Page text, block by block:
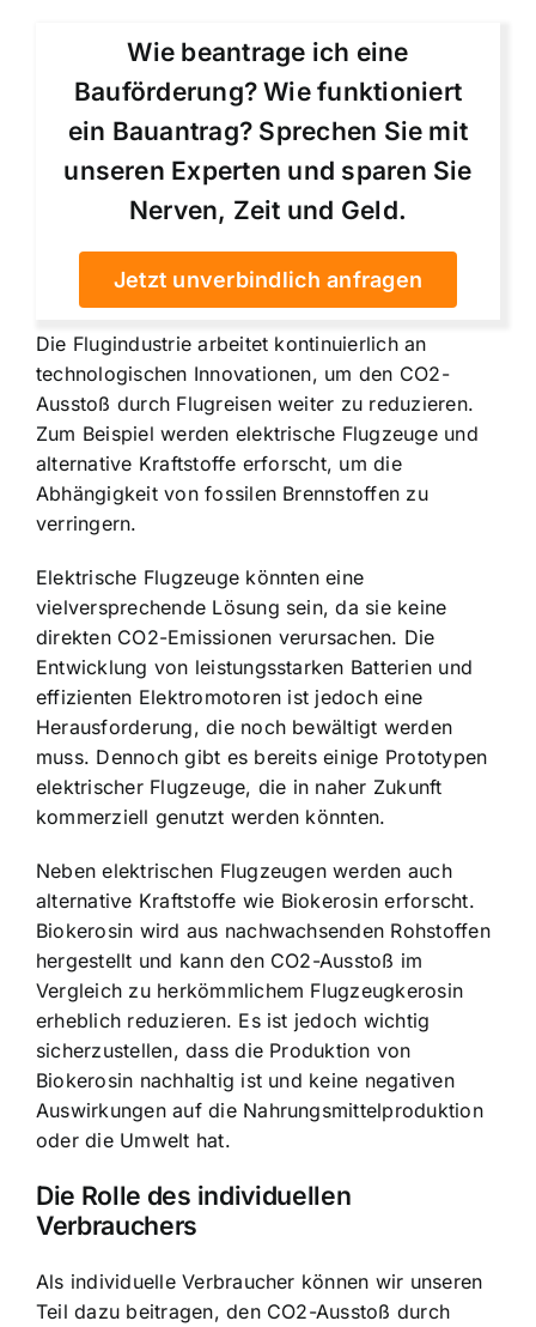
Wie beantrage ich eine
Bauförderung? Wie funktioniert
ein Bauantrag? Sprechen Sie mit
unseren Experten und sparen Sie
Nerven, Zeit und Geld.
Jetzt unverbindlich anfragen
Die Flugindustrie arbeitet kontinuierlich an
technologischen Innovationen, um den CO2-
Ausstoß durch Flugreisen weiter zu reduzieren.
Zum Beispiel werden elektrische Flugzeuge und
alternative Kraftstoffe erforscht, um die
Abhängigkeit von fossilen Brennstoffen zu
verringern.
Elektrische Flugzeuge könnten eine
vielversprechende Lösung sein, da sie keine
direkten CO2-Emissionen verursachen. Die
Entwicklung von leistungsstarken Batterien und
effizienten Elektromotoren ist jedoch eine
Herausforderung, die noch bewältigt werden
muss. Dennoch gibt es bereits einige Prototypen
elektrischer Flugzeuge, die in naher Zukunft
kommerziell genutzt werden könnten.
Neben elektrischen Flugzeugen werden auch
alternative Kraftstoffe wie Biokerosin erforscht.
Biokerosin wird aus nachwachsenden Rohstoffen
hergestellt und kann den CO2-Ausstoß im
Vergleich zu herkömmlichem Flugzeugkerosin
erheblich reduzieren. Es ist jedoch wichtig
sicherzustellen, dass die Produktion von
Biokerosin nachhaltig ist und keine negativen
Auswirkungen auf die Nahrungsmittelproduktion
oder die Umwelt hat.
Die Rolle des individuellen
Verbrauchers
Als individuelle Verbraucher können wir unseren
Teil dazu beitragen, den CO2-Ausstoß durch